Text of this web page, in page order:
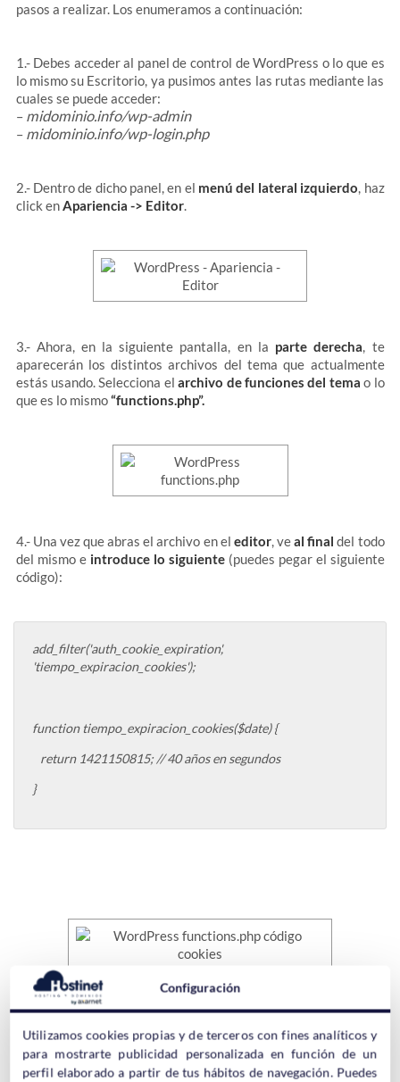
pasos a realizar. Los enumeramos a continuación:
1.- Debes acceder al panel de control de WordPress o lo que es
lo mismo su Escritorio, ya pusimos antes las rutas mediante las
cuales se puede acceder:
–midominio.info/wp-admin
– midominio.info/wp-login.php
2.- Dentro de dicho panel, en el menú del lateral izquierdo, haz
click enApariencia -> Editor.
3.- Ahora, en la siguiente pantalla, en la parte derecha, te
aparecerán los distintos archivos del tema que actualmente
estás usando. Selecciona elarchivo de funciones del tema o lo
que es lo mismo“functions.php”.
4.- Una vez que abras el archivo en el editor, veal final del todo
del mismo e introduce lo siguiente(puedes pegar el siguiente
código):
add_filter('auth_cookie_expiration',
'tiempo_expiracion_cookies');
function tiempo_expiracion_cookies($date) {
return 1421150815; // 40 años en segundos
}
5.- Click en el botón azul de“Actualizar archivo”.
¡Y eso es todo! Solo copiar y pegar el código. Muy sencillo. Tan
Configuración
Utilizamos cookies propias y de terceros con fines analíticos y
para mostrarte publicidad personalizada en función de un
perfil elaborado a partir de tus hábitos de navegación. Puedes